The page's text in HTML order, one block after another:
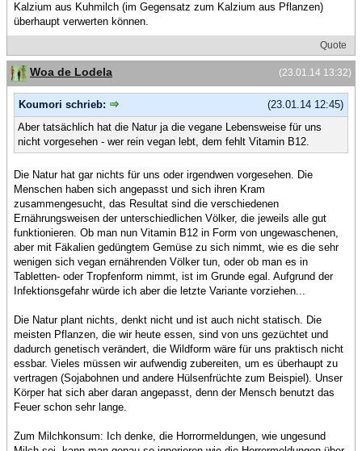
Kalzium aus Kuhmilch (im Gegensatz zum Kalzium aus Pflanzen)
überhaupt verwerten können.
Quote
(23.01.14 13:32)
Woa de Lodela
(23.01.14 12:45)
Koumori schrieb:
Aber tatsächlich hat die Natur ja die vegane Lebensweise für uns
nicht vorgesehen - wer rein vegan lebt, dem fehlt Vitamin B12.
Die Natur hat gar nichts für uns oder irgendwen vorgesehen. Die
Menschen haben sich angepasst und sich ihren Kram
zusammengesucht, das Resultat sind die verschiedenen
Ernährungsweisen der unterschiedlichen Völker, die jeweils alle gut
funktionieren. Ob man nun Vitamin B12 in Form von ungewaschenen,
aber mit Fäkalien gedüngtem Gemüse zu sich nimmt, wie es die sehr
wenigen sich vegan ernährenden Völker tun, oder ob man es in
Tabletten- oder Tropfenform nimmt, ist im Grunde egal. Aufgrund der
Infektionsgefahr würde ich aber die letzte Variante vorziehen...
Die Natur plant nichts, denkt nicht und ist auch nicht statisch. Die
meisten Pflanzen, die wir heute essen, sind von uns gezüchtet und
dadurch genetisch verändert, die Wildform wäre für uns praktisch nicht
essbar. Vieles müssen wir aufwendig zubereiten, um es überhaupt zu
vertragen (Sojabohnen und andere Hülsenfrüchte zum Beispiel). Unser
Körper hat sich aber daran angepasst, denn der Mensch benutzt das
Feuer schon sehr lange.
Zum Milchkonsum: Ich denke, die Horrormeldungen, wie ungesund